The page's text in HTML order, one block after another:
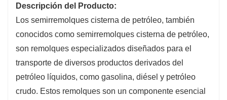
aceites, lo que permite versatilidad para
satisfacer las demandas de los clientes.
3. Seguridad: La seguridad es una prioridad
absoluta en el transporte de líquidos peligrosos.
Los semirremolques cisterna de petróleo están
equipados con características de seguridad
avanzadas, como válvulas de cierre de
Descripción del Producto:
Los semirremolques cisterna de petróleo, también
conocidos como semirremolques cisterna de petróleo,
son remolques especializados diseñados para el
transporte de diversos productos derivados del
petróleo líquidos, como gasolina, diésel y petróleo
crudo. Estos remolques son un componente esencial